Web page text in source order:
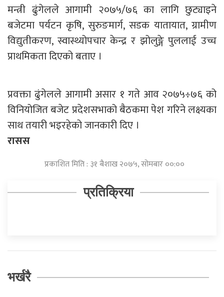
मन्त्री ढुंगेलले आगामी २०७५/७६ का लागि छुट्याइने
बजेटमा पर्यटन कृषि, सुरुङमार्ग, सडक यातायात, ग्रामीण
विद्युतीकरण, स्वास्थ्योपचार केन्द्र र झोलुङ्गे पुललाई उच्च
प्राथमिकता दिएको बताए ।
प्रवक्ता ढुंगेलले आगामी असार १ गते आव २०७५÷७६ को
विनियोजित बजेट प्रदेशसभाको बैठकमा पेश गरिने लक्ष्यका
साथ तयारी भइरहेको जानकारी दिए ।
रासस
प्रकाशित मिति : ३१ बैशाख २०७५, सोमबार ००:००
प्रतिक्रिया
भर्खरै